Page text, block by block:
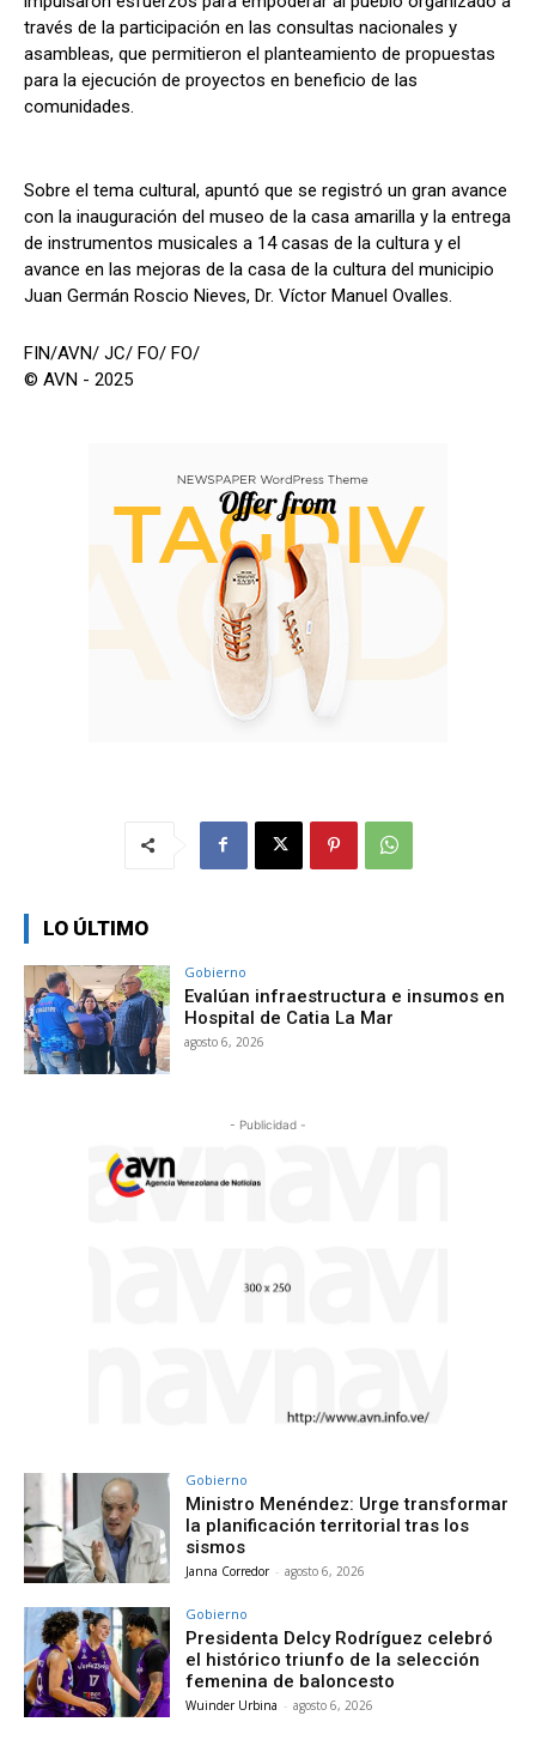
través de la participación en las consultas nacionales y
asambleas, que permitieron el planteamiento de propuestas
para la ejecución de proyectos en beneficio de las
comunidades.
Sobre el tema cultural, apuntó que se registró un gran avance
con la inauguración del museo de la casa amarilla y la entrega
de instrumentos musicales a 14 casas de la cultura y el
avance en las mejoras de la casa de la cultura del municipio
Juan Germán Roscio Nieves, Dr. Víctor Manuel Ovalles.
FIN/AVN/ JC/ FO/ FO/
© AVN - 2025
LO ÚLTIMO
Gobierno
Evalúan infraestructura e insumos en
Hospital de Catia La Mar
agosto 6, 2026
- Publicidad -
Gobierno
Ministro Menéndez: Urge transformar
la planificación territorial tras los
sismos
Janna Corredor - agosto 6, 2026
Gobierno
Presidenta Delcy Rodríguez celebró
el histórico triunfo de la selección
femenina de baloncesto
Wuinder Urbina - agosto 6, 2026